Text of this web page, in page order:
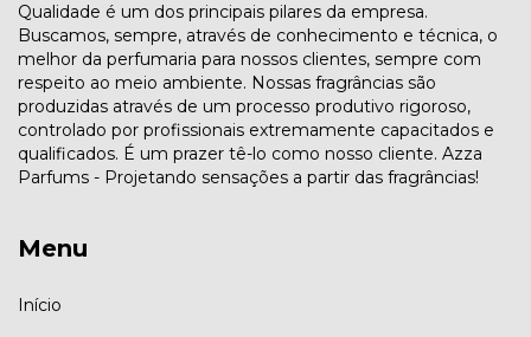
Qualidade é um dos principais pilares da empresa.
Buscamos, sempre, através de conhecimento e técnica, o
melhor da perfumaria para nossos clientes, sempre com
respeito ao meio ambiente. Nossas fragrâncias são
produzidas através de um processo produtivo rigoroso,
controlado por profissionais extremamente capacitados e
qualificados. É um prazer tê-lo como nosso cliente. Azza
Parfums - Projetando sensações a partir das fragrâncias!
Menu
Início